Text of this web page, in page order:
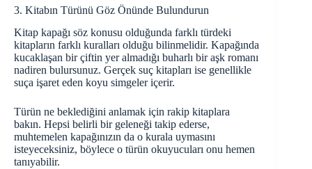
3. Kitabın Türünü Göz Önünde Bulundurun
Kitap kapağı söz konusu olduğunda farklı türdeki
kitapların farklı kuralları olduğu bilinmelidir. Kapağında
kucaklaşan bir çiftin yer almadığı buharlı bir aşk romanı
nadiren bulursunuz. Gerçek suç kitapları ise genellikle
suça işaret eden koyu simgeler içerir.
Türün ne beklediğini anlamak için rakip kitaplara
bakın. Hepsi belirli bir geleneği takip ederse,
muhtemelen kapağınızın da o kurala uymasını
isteyeceksiniz, böylece o türün okuyucuları onu hemen
tanıyabilir.